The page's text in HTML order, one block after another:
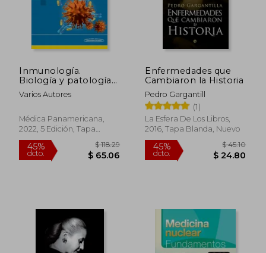
45%
dcto.
Inmunología.
Biología y patología
del sistema
inmunitario
Varios Autores
Médica Panamericana,
2022, 5 Edición, Tapa
Blanda, Nuevo
Enfermedades que
Cambiaron la Historia
Pedro Gargantill
(1)
La Esfera De Los Libros,
2016, Tapa Blanda, Nuevo